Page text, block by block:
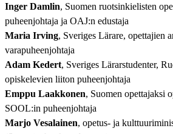
Inger Damlin, Suomen ruotsinkielisten
puheenjohtaja ja OAJ:n edustaja
Maria Irving, Sveriges Lärare, opettajien
varapuheenjohtaja
Adam Kedert, Sveriges Lärarstudenter,
opiskelevien liiton puheenjohtaja
Emppu Laakkonen, Suomen opettajaksi
SOOL:in puheenjohtaja
Marjo Vesalainen, opetus- ja